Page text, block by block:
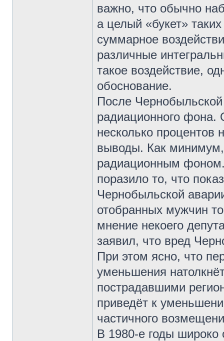
важно, что обычно
а целый «букет»
суммарное
различные
такое воздействие,
обоснование.
После
радиационного фона.
несколько процентов
выводы. Как минимум,
радиационным фоном.
поразило то, что
Чернобыльской
отобранных мужчин
мнение некоего
заявил, что вред
При этом ясно, что
уменьшения
пострадавшими
приведёт к
частичного
В 1980-е годы широко